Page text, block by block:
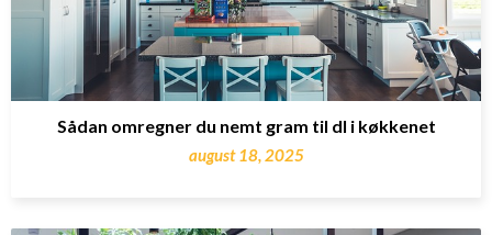
Sådan omregner du nemt gram til dl i køkkenet
august 18, 2025